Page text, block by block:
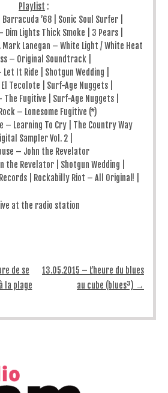
Playlist :
’68 | Sonic Soul Surfer |
Dim Lights Thick Smoke | 3 Pears |
Lanegan – White Light / White Heat
– Original Soundtrack |
It Ride | Shotgun Wedding |
Tecolote | Surf-Age Nuggets |
The Fugitive | Surf-Age Nuggets |
– Lonesome Fugitive (*)
– Learning To Cry | The Country Way
Sampler Vol. 2 |
– John the Revelator
the Revelator | Shotgun Wedding |
| Rockabilly Riot – All Original! |
at the radio station
de se
la plage
13.05.2015 – L’heure du blues
au cube (blues³) →